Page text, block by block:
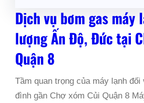
Dịch vụ bơm gas máy
lượng Ấn Độ, Đức tại
Quận 8
Tầm quan trọng của máy lạnh
đình gần Chợ xóm Củi Quận 8